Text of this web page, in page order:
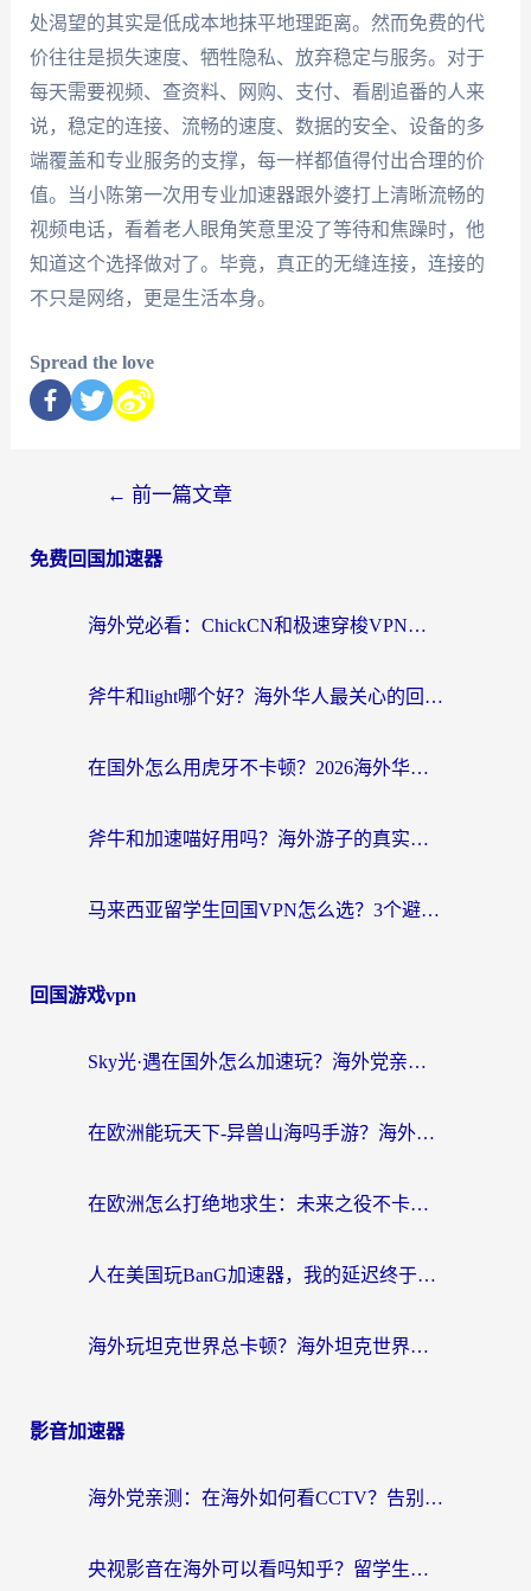
处渴望的其实是低成本地抹平地理距离。然而免费的代
价往往是损失速度、牺牲隐私、放弃稳定与服务。对于
每天需要视频、查资料、网购、支付、看剧追番的人来
说，稳定的连接、流畅的速度、数据的安全、设备的多
端覆盖和专业服务的支撑，每一样都值得付出合理的价
值。当小陈第一次用专业加速器跟外婆打上清晰流畅的
视频电话，看着老人眼角笑意里没了等待和焦躁时，他
知道这个选择做对了。毕竟，真正的无缝连接，连接的
不只是网络，更是生活本身。
Spread the love
← 前一篇文章
免费回国加速器
海外党必看：ChickCN和极速穿梭VPN好用吗？3招教你选对回国加速器无缝刷国内资源
斧牛和light哪个好？海外华人最关心的回国加速器选择难题，一篇讲透
在国外怎么用虎牙不卡顿？2026海外华人亲测有效的回国加速器选择指南
斧牛和加速喵好用吗？海外游子的真实选择困境
马来西亚留学生回国VPN怎么选？3个避坑点+1款实测好用的加速器推荐
回国游戏vpn
Sky光·遇在国外怎么加速玩？海外党亲测有效的国服游戏加速指南
在欧洲能玩天下-异兽山海吗手游？海外玩家的加速器生存指南
在欧洲怎么打绝地求生：未来之役不卡？留学生亲测的加速器避坑指南
人在美国玩BanG加速器，我的延迟终于绿了
海外玩坦克世界总卡顿？海外坦克世界加速器有哪些？实测好用的选择在这里
影音加速器
海外党亲测：在海外如何看CCTV？告别“仅限大陆播放”的实用指南
央视影音在海外可以看吗知乎？留学生亲测：3步解决地域限制+追剧自由